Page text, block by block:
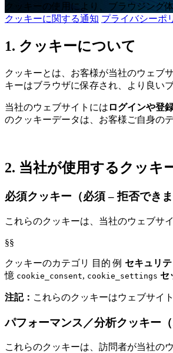
クッキーの使用により、ブラウジング
クッキーに関する通知 プライバシーポ
1. クッキーについて
クッキーとは、お客様が当社のウェブ
キーはブラウザに保存され、より良い
当社のウェブサイトには ログインや登
のクッキーデータは、お客様ご自身の
2. 当社が使用するクッキ
必須クッキー（必須 – 拒否できま
これらのクッキーは、当社のウェブサ
§§
クッキーのカテゴリ 目的 例 セキュリ
憶 cookie_consent, cookie_settings セ
注記： これらのクッキーはウェブサイ
パフォーマンス／分析クッキー（
これらのクッキーは、訪問者が当社の